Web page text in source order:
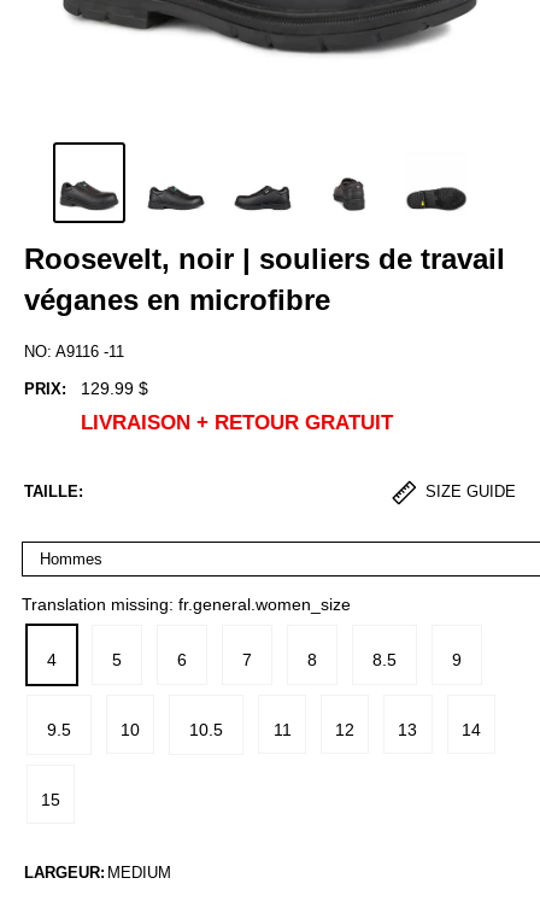
Roosevelt, noir | souliers de travail
véganes en microfibre
NO: A9116 -11
PRIX:
Prix
de
129.99 $
LIVRAISON + RETOUR GRATUIT
TAILLE: SIZE GUIDE
Translation missing: fr.general.women_size
4 5 6 7 8 8.5 9
9.5 10 10.5 11 12 13 14
15
LARGEUR: MEDIUM